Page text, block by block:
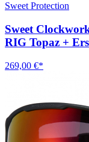
Sweet Protection
Sweet
RIG Topaz +
269,00 €*